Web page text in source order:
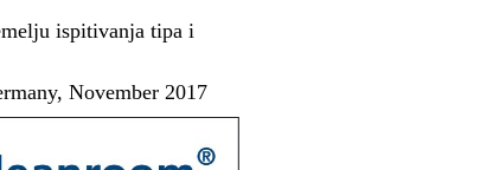
ispitivanja tipa i
November 2017